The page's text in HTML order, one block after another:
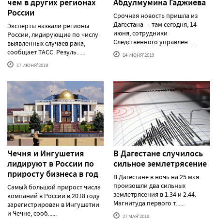
чем в других регионах
России
Эксперты назвали регионы
России, лидирующие по числу
выявленных случаев рака,
сообщает ТАСС. Резуль......
17 ИЮНЯ'2019
Абдулмумина Гаджиева
Срочная новость пришла из
Дагестана — там сегодня, 14
июня, сотрудники
Следственного управлен......
14 ИЮНЯ'2019
Чечня и Ингушетия
лидируют в России по
приросту бизнеса в год
Самый большой прирост числа
компаний в России в 2018 году
зарегистрирован в Ингушетии
и Чечне, сооб......
В Дагестане случилось
сильное землетрясение
В Дагестане в ночь на 25 мая
произошли два сильных
землетрясения в 1:34 и 2:44.
Магнитуда первого т......
27 МАЯ'2019